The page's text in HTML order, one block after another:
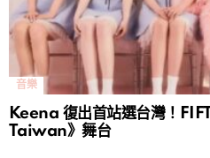
音樂
Keena 復出首站選台灣！
Taiwan》舞台